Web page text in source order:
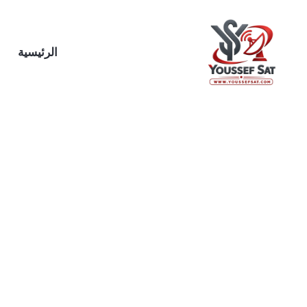
الرئيسية